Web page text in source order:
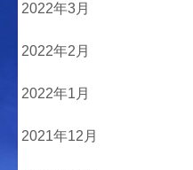
2022年3月
2022年2月
2022年1月
2021年12月